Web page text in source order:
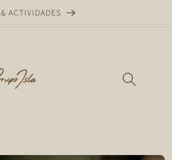
ACTIVIDADES